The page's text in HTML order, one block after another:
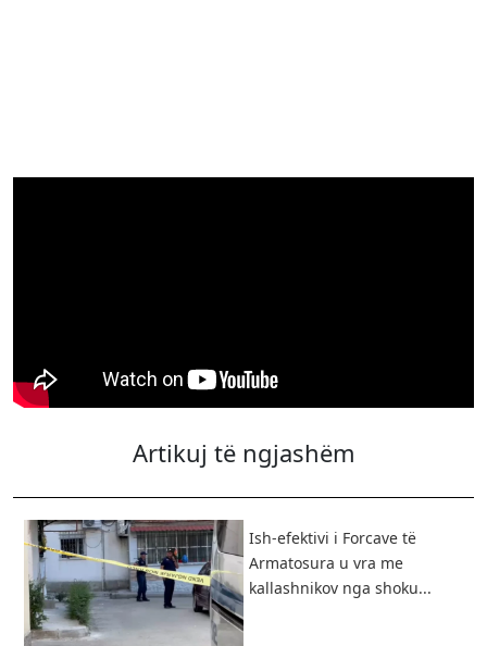
Artikuj të ngjashëm
Ish-efektivi i Forcave të
Armatosura u vra me
kallashnikov nga shoku...